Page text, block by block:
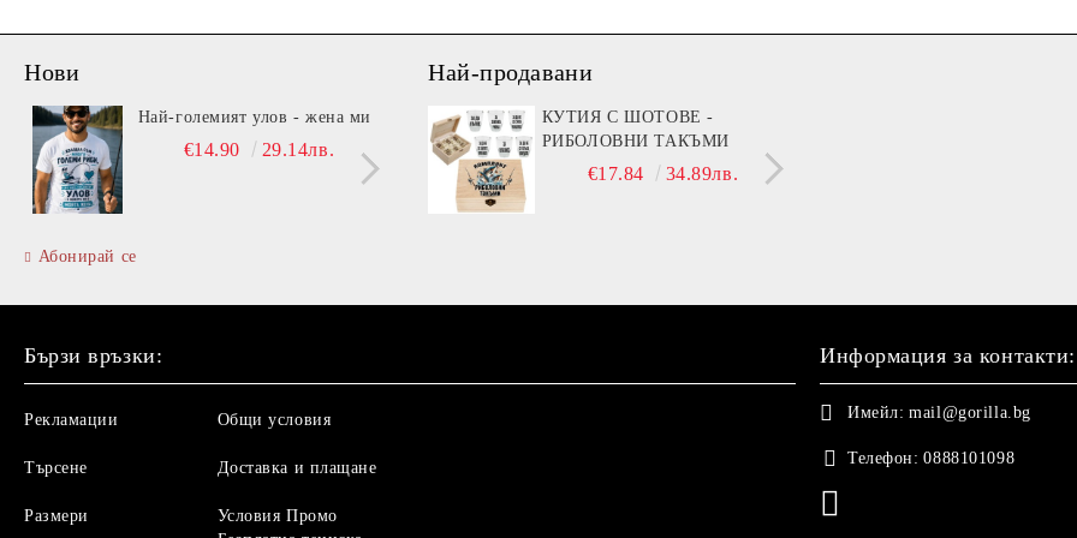
Нови
Най-големият улов - жена ми
€14.90 29.14лв.
Витамин B (Beer)
€13.90 27.19лв.
Абонирай се
Най-продавани
КУТИЯ С ШОТОВЕ -
РИБОЛОВНИ ТАКЪМИ
€17.84 34.89лв.
Бързи връзки:
Рекламации
Търсене
Размери
Общи условия
Доставка и плащане
Условия Промо
Информация за контакти:
Имейл: mail@gorilla.bg
Телефон: 0888101098